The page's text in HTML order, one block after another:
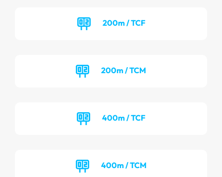
200m / TCF
200m / TCM
400m / TCF
400m / TCM